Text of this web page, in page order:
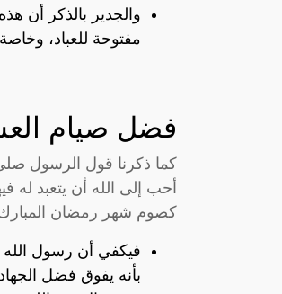
والجدير بالذكر أن
مفتوحة للعباد،
فضل صيام
كما ذكرنا قول الرسول
أحب إلى الله أن يتعبد
كصوم شهر رمضان المبارك
فيكفي أن رسول
بأنه يفوق فضل